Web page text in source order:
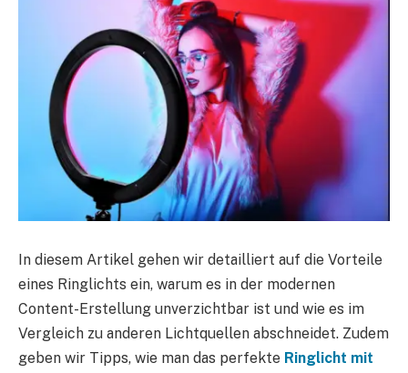
In diesem Artikel gehen wir detailliert auf die Vorteile
eines Ringlichts ein, warum es in der modernen
Content-Erstellung unverzichtbar ist und wie es im
Vergleich zu anderen Lichtquellen abschneidet. Zudem
geben wir Tipps, wie man das perfekte Ringlicht mit